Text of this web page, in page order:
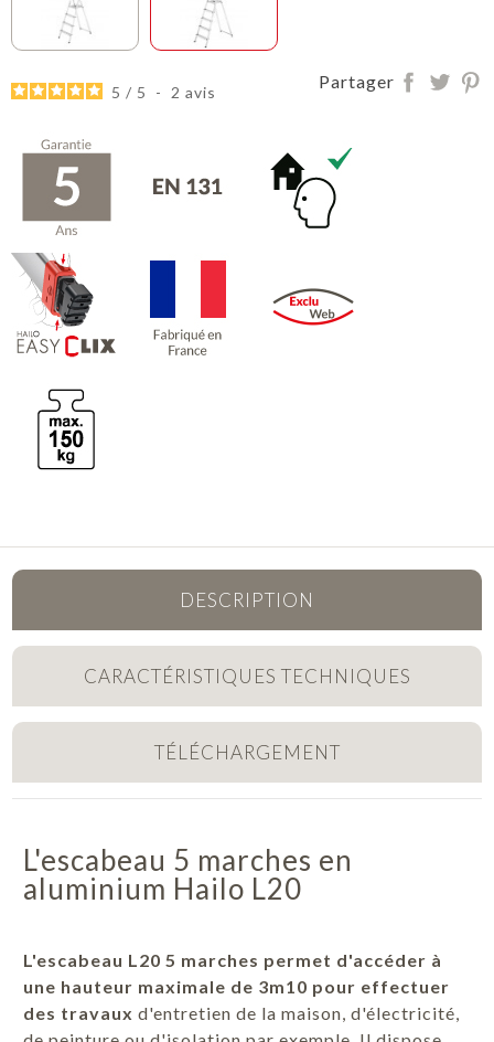
Partager
5 / 5 - 2 avis
DESCRIPTION
CARACTÉRISTIQUES TECHNIQUES
TÉLÉCHARGEMENT
L'escabeau 5 marches en
aluminium Hailo L20
L'escabeau L20 5 marches permet d'accéder à
une hauteur maximale de 3m10 pour effectuer
des travaux d'entretien de la maison, d'électricité,